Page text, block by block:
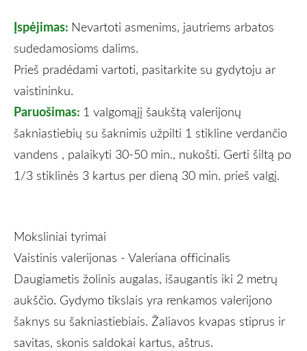
Įspėjimas: Nevartoti asmenims, jautriems arbatos
sudedamosioms dalims.
Prieš pradėdami vartoti, pasitarkite su gydytoju ar
vaistininku.
Paruošimas: 1 valgomąjį šaukštą valerijonų
šakniastiebių su šaknimis užpilti 1 stikline verdančio
vandens , palaikyti 30-50 min., nukošti. Gerti šiltą po
1/3 stiklinės 3 kartus per dieną 30 min. prieš valgį.
Moksliniai tyrimai
Vaistinis valerijonas - Valeriana officinalis
Daugiametis žolinis augalas, išaugantis iki 2 metrų
aukščio. Gydymo tikslais yra renkamos valerijono
šaknys su šakniastiebiais. Žaliavos kvapas stiprus ir
savitas, skonis saldokai kartus, aštrus.